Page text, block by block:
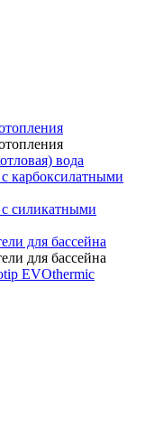
вода
карбоксилатными
с силикатными
для бассейна
для бассейна
EVOthermic